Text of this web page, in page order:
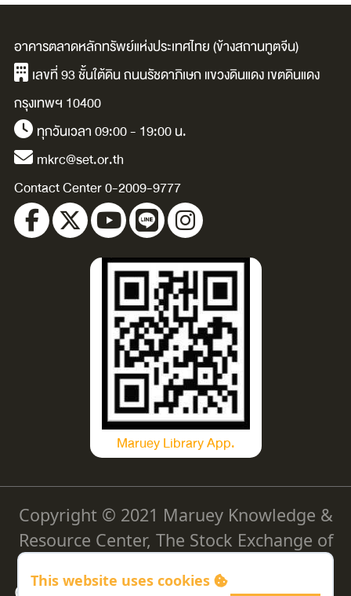
/
build long-term
wealth /Ben
Carlson.
7 วัน / นพมาศ
โชติกโกวิท.
This website uses cookies
อาคารตลาดหลักทรัพย์แห่งประเทศไทย (ข้างสถานทูตจีน)
เลขที่ 93 ชั้นใต้ดิน ถนนรัชดาภิเษก แขวงดินแดง เขตดินแดง
กรุงเทพฯ 10400
ทุกวันเวลา 09:00 - 19:00 น.
mkrc@set.or.th
Contact Center 0-2009-9777
Maruey Library App.
Copyright © 2021 Maruey Knowledge &
Resource Center, The Stock Exchange of